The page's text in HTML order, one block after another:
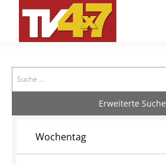
Search
Erweiterte Suche
Wochentag